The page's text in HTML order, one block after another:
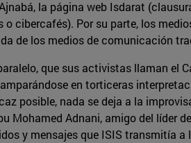
la página web Isdarat
cibercafés). Por su parte, los
de los medios de comunicación
que sus activistas llaman el
en torticeras
posible, nada se deja a la
Mohamed Adnani, amigo del líder
y mensajes que ISIS transmitía